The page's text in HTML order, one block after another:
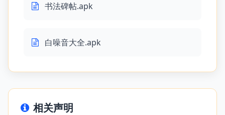
书法碑帖.apk
白噪音大全.apk
相关声明